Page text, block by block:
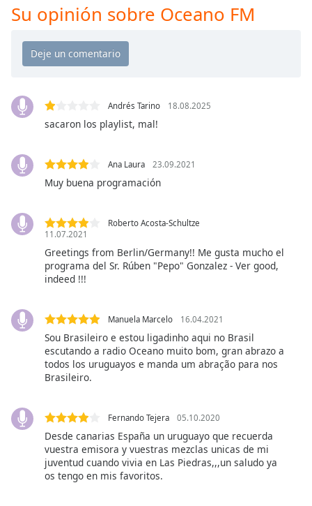
the
window.
Opacity
Text
Background
Opacity
Color
Size
Su opinión sobre Oceano FM
Andrés Tarino 18.08.2025
sacaron los playlist, mal!
Ana Laura 23.09.2021
Muy buena programación
Roberto Acosta-Schultze
11.07.2021
Greetings from Berlin/Germany!! Me gusta mucho el
programa del Sr. Rúben "Pepo" Gonzalez - Ver good,
indeed !!!
Manuela Marcelo 16.04.2021
Sou Brasileiro e estou ligadinho aqui no Brasil
escutando a radio Oceano muito bom, gran abrazo a
todos los uruguayos e manda um abração para nos
Brasileiro.
Fernando Tejera 05.10.2020
Desde canarias España un uruguayo que recuerda
vuestra emisora y vuestras mezclas unicas de mi
juventud cuando vivia en Las Piedras,,,un saludo ya
os tengo en mis favoritos.